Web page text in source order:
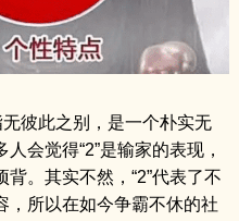
彼此之别，是一个朴实无
会觉得“2”是输家的表现，
。其实不然，“2”代表了不
，所以在如今争霸不休的社